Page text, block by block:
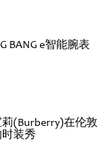
BANG e智能腕表
(Burberry)在伦敦
装秀